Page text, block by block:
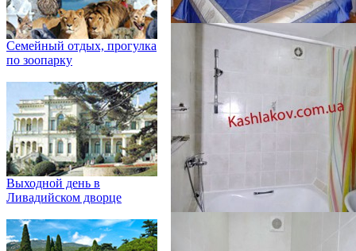
Семейный отдых, прогулка
по зоопарку
Выходной день в
Ливадийском дворце